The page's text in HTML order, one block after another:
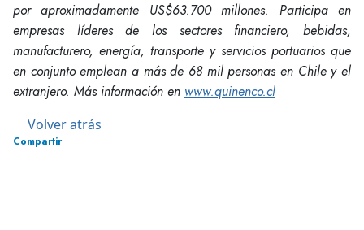
por aproximadamente US$63.700 millones. Participa en
empresas líderes de los sectores financiero, bebidas,
manufacturero, energía, transporte y servicios portuarios que
en conjunto emplean a más de 68 mil personas en Chile y el
extranjero. Más información en www.quinenco.cl
Volver atrás
Compartir